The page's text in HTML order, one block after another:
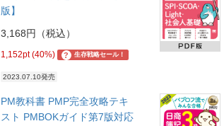
版】
3,168円（税込）
1,152pt (40%) ? 生存戦略セール！
2023.07.10発売
PM教科書 PMP完全攻略テキ
スト PMBOKガイド第7版対応